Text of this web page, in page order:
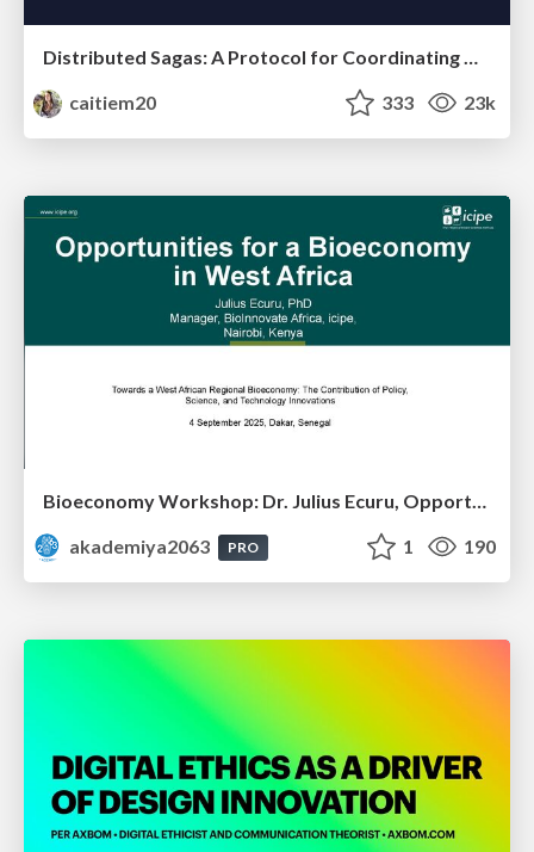
Distributed Sagas: A Protocol for Coordinating Microservices
caitiem20
333 23k
Bioeconomy Workshop: Dr. Julius Ecuru, Opportunities for a Bioeconomy in West Africa
akademiya2063
PRO 1 190